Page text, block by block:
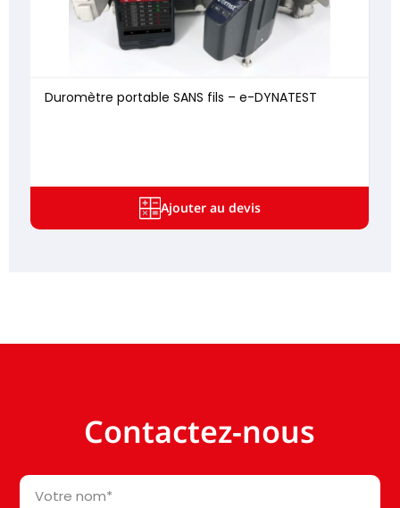
Duromètre portable SANS fils – e-DYNATEST
Ajouter au devis
Contactez-nous
Votre